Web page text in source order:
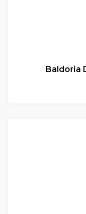
Baldoria